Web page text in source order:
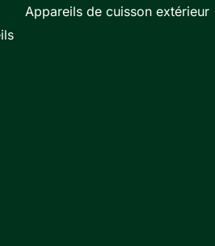
Appareils de cuisson extérieur